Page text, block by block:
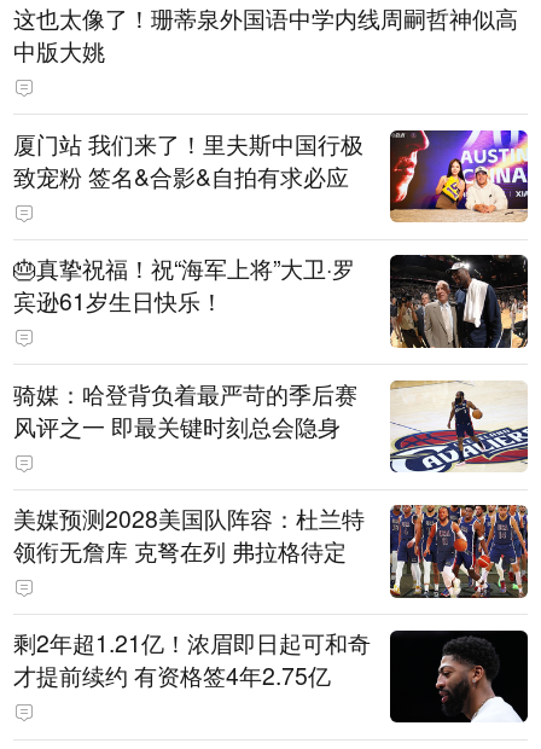
这也太像了！珊蒂泉外国语中学内线周嗣哲神似高
中版大姚
厦门站 我们来了！里夫斯中国行极
致宠粉 签名&合影&自拍有求必应
🎂真挚祝福！祝“海军上将”大卫·罗
宾逊61岁生日快乐！
骑媒：哈登背负着最严苛的季后赛
风评之一 即最关键时刻总会隐身
美媒预测2028美国队阵容：杜兰特
领衔无詹库 克弩在列 弗拉格待定
剩2年超1.21亿！浓眉即日起可和奇
才提前续约 有资格签4年2.75亿